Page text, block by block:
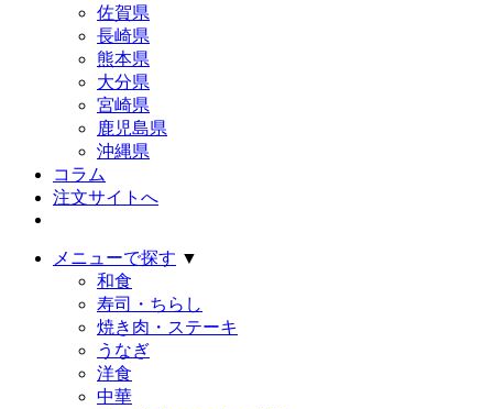
佐賀県
長崎県
熊本県
大分県
宮崎県
鹿児島県
沖縄県
コラム
注文サイトへ
メニューで探す ▼
和食
寿司・ちらし
焼き肉・ステーキ
うなぎ
洋食
中華